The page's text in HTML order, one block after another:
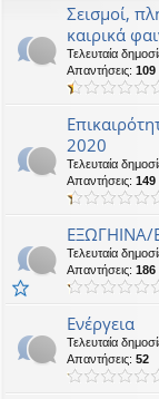
Σεισμοί,
καιρικά
Τελευταία
Απαντήσεις: 109
2020
Τελευταία
Απαντήσεις: 149
Τελευταία
Απαντήσεις: 186
Ενέργεια
Τελευταία
Απαντήσεις: 52